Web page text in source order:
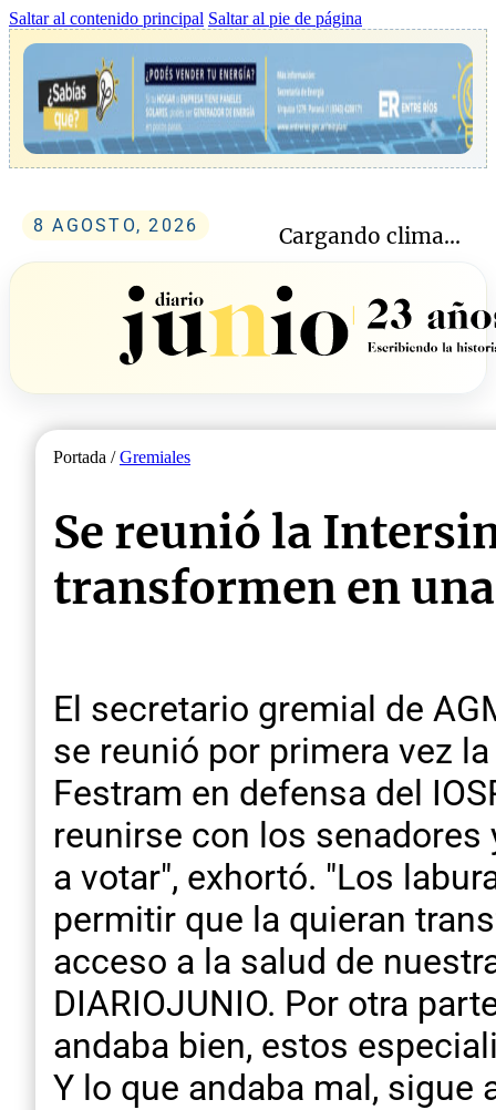
Saltar al contenido principal Saltar al pie de página
8 AGOSTO, 2026 Cargando clima...
Portada /Gremiales
Se reunió la
transformen en
El secretario gremial de
se reunió por primera vez
Festram en defensa del
reunirse con los
a votar", exhortó. "Los
permitir que la quieran
acceso a la salud de
DIARIOJUNIO. Por otra
andaba bien, estos
Y lo que andaba mal, sigue